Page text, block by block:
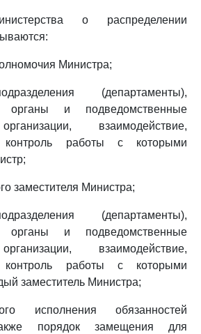
о распределении
Министра;
(департаменты),
органы и подведомственные
взаимодействие,
работы с которыми
заместителя Министра;
(департаменты),
органы и подведомственные
взаимодействие,
работы с которыми
заместитель Министра;
исполнения обязанностей
порядок замещения для